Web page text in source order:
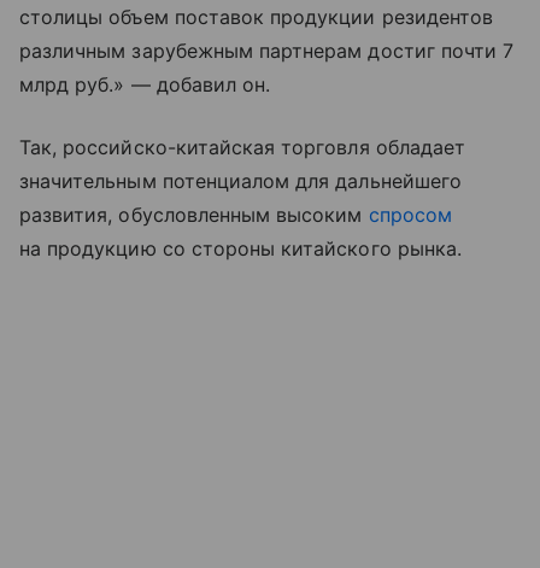
столицы объем поставок продукции резидентов
различным зарубежным партнерам достиг почти 7
млрд руб.» — добавил он.
Так, российско-китайская торговля обладает
значительным потенциалом для дальнейшего
развития, обусловленным высоким спросом
на продукцию со стороны китайского рынка.